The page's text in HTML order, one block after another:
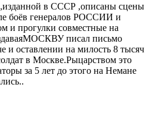
в СССР ,описаны сцены
боёв генералов РОССИИ и
прогулки совместные на
писал письмо
оставлении на милость 8 тысяч
в Москве.Рыцарством это
за 5 лет до этого на Немане